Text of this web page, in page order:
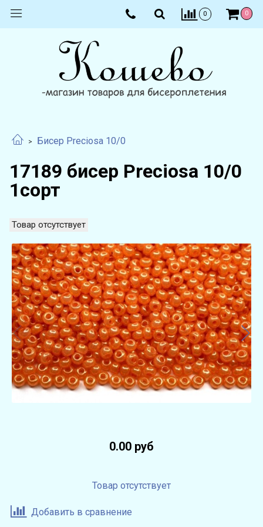
0 0
Бисер Preciosa 10/0
17189 бисер Preciosa 10/0
1сорт
Товар отсутствует
0.00 руб
Товар отсутствует
Добавить в сравнение